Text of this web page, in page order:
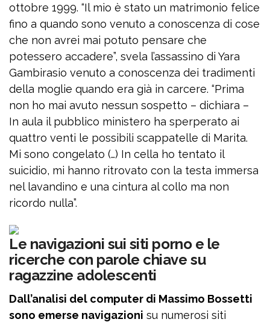
ottobre 1999. “Il mio è stato un matrimonio felice
fino a quando sono venuto a conoscenza di cose
che non avrei mai potuto pensare che
potessero accadere”, svela l’assassino di Yara
Gambirasio venuto a conoscenza dei tradimenti
della moglie quando era già in carcere. “Prima
non ho mai avuto nessun sospetto – dichiara –
In aula il pubblico ministero ha sperperato ai
quattro venti le possibili scappatelle di Marita.
Mi sono congelato (…) In cella ho tentato il
suicidio, mi hanno ritrovato con la testa immersa
nel lavandino e una cintura al collo ma non
ricordo nulla”.
Le navigazioni sui siti porno e le
ricerche con parole chiave su
ragazzine adolescenti
Dall’analisi del computer di Massimo Bossetti
sono emerse navigazioni su numerosi siti